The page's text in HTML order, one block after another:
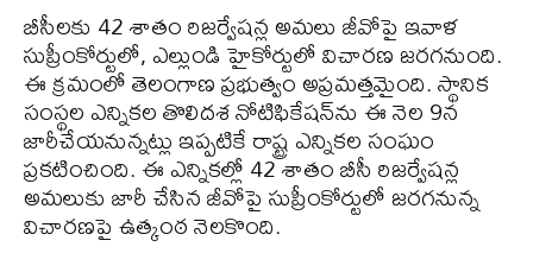
బీసీలకు 42 శాతం రిజర్వేషన్ల అమలు జీవోపై ఇవాళ
సుప్రీంకోర్టులో, ఎల్లుండి హైకోర్టులో విచారణ జరగనుంది.
ఈ క్రమంలో తెలంగాణ ప్రభుత్వం అప్రమత్తమైంది. స్థానిక
సంస్థల ఎన్నికల తొలిదశ నోటిఫికేషన్‌ను ఈ నెల 9న
జారీచేయనున్నట్లు ఇప్పటికే రాష్ట్ర ఎన్నికల సంఘం
ప్రకటించింది. ఈ ఎన్నికల్లో 42 శాతం బీసీ రిజర్వేషన్ల
అమలుకు జారీ చేసిన జీవోపై సుప్రీంకోర్టులో జరగనున్న
విచారణపై ఉత్కంఠ నెలకొంది.